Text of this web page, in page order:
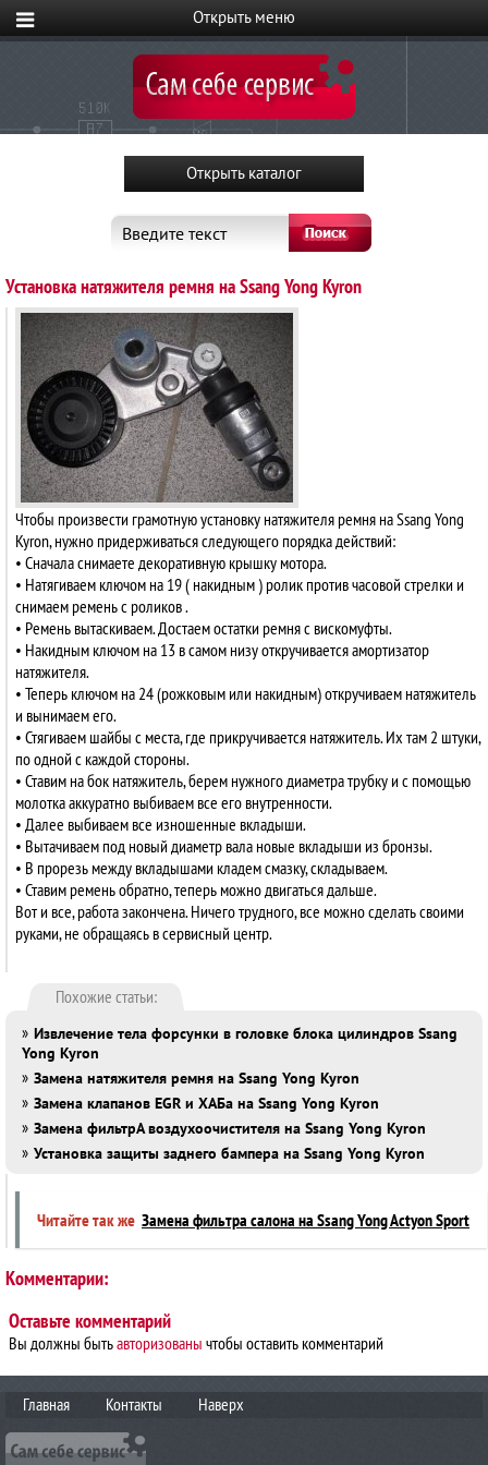
Введите текст
Установка натяжителя ремня на Ssang Yong Kyron
Чтобы произвести грамотную установку натяжителя ремня на Ssang Yong
Kyron, нужно придерживаться следующего порядка действий:
• Сначала снимаете декоративную крышку мотора.
• Натягиваем ключом на 19 ( накидным ) ролик против часовой стрелки и
снимаем ремень с роликов .
• Ремень вытаскиваем. Достаем остатки ремня с вискомуфты.
• Накидным ключом на 13 в самом низу откручивается амортизатор
натяжителя.
• Теперь ключом на 24 (рожковым или накидным) откручиваем натяжитель
и вынимаем его.
• Стягиваем шайбы с места, где прикручивается натяжитель. Их там 2 штуки,
по одной с каждой стороны.
• Ставим на бок натяжитель, берем нужного диаметра трубку и с помощью
молотка аккуратно выбиваем все его внутренности.
• Далее выбиваем все изношенные вкладыши.
• Вытачиваем под новый диаметр вала новые вкладыши из бронзы.
• В прорезь между вкладышами кладем смазку, складываем.
• Ставим ремень обратно, теперь можно двигаться дальше.
Вот и все, работа закончена. Ничего трудного, все можно сделать своими
руками, не обращаясь в сервисный центр.
Похожие статьи:
» Извлечение тела форсунки в головке блока цилиндров Ssang
Yong Kyron
» Замена натяжителя ремня на Ssang Yong Kyron
» Замена клапанов EGR и ХАБа на Ssang Yong Kyron
» Замена фильтрА воздухоочистителя на Ssang Yong Kyron
» Установка защиты заднего бампера на Ssang Yong Kyron
Читайте так же Замена фильтра салона на Ssang Yong Actyon Sport
Комментарии:
Оставьте комментарий
Вы должны бытьавторизованы чтобы оставить комментарий
Главная Контакты Наверх